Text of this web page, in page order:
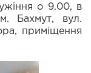
о 9.00, в
Бахмут, вул.
приміщення